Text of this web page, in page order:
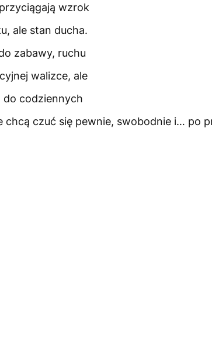
wzrok
ale stan ducha.
zabawy, ruchu
walizce, ale
do codziennych
czuć się pewnie, swobodnie i… po